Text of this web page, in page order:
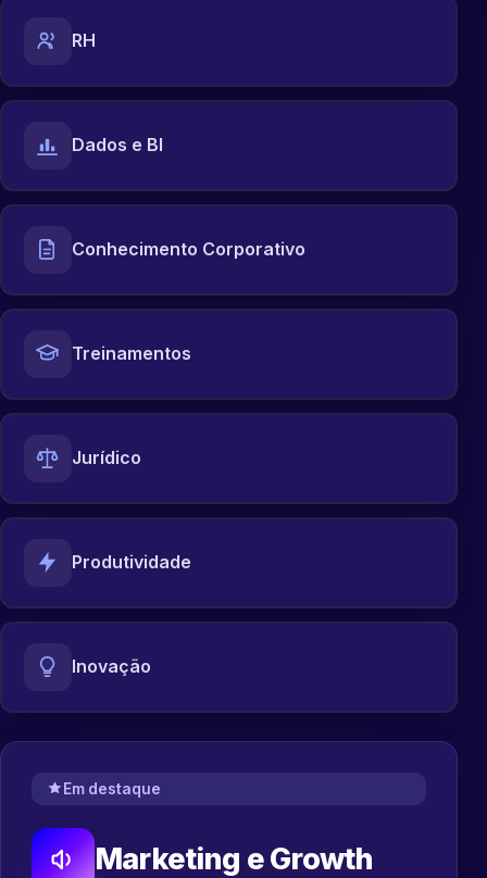
RH
Dados e BI
Conhecimento Corporativo
Treinamentos
Jurídico
Produtividade
Inovação
Em destaque
Marketing e Growth